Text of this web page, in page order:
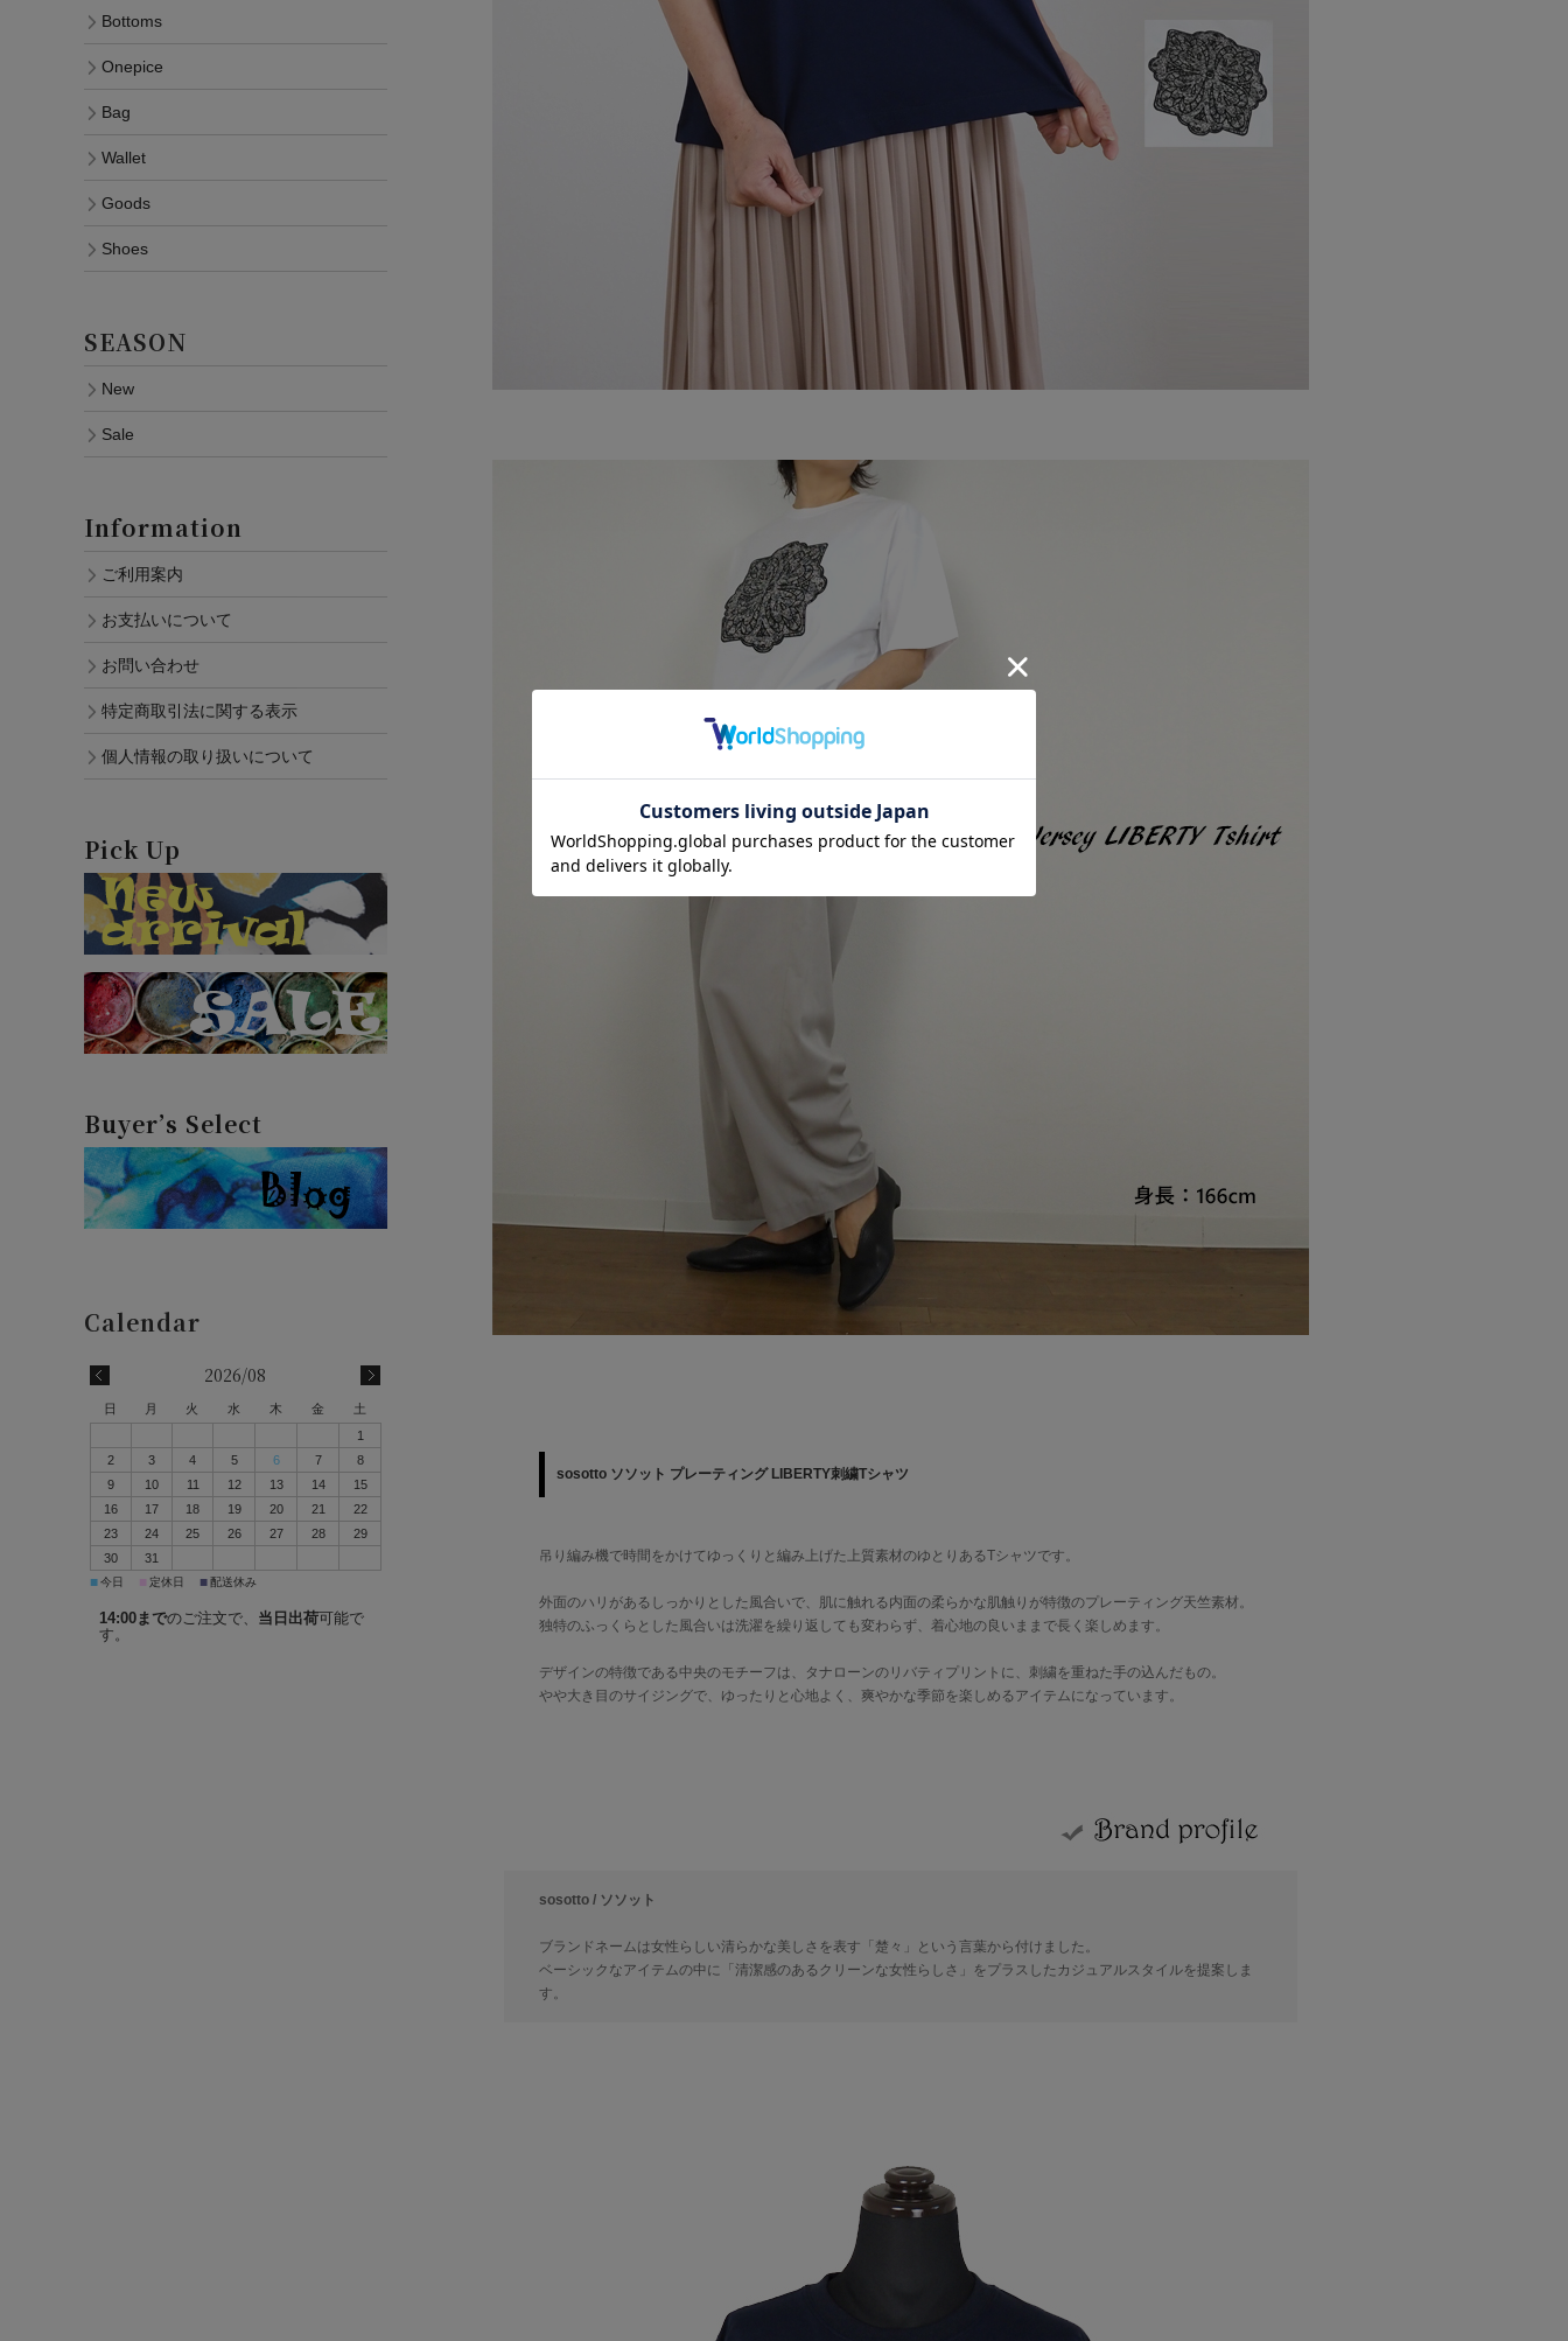
tiny dinosaur
designs
その他(etc)
sosotto ソソット プレーティング LIBERTY刺繍Tシャツ
吊り編み機で時間をかけてゆっくりと編み上げた上質素材のゆとりあるTシャツです。
外面のハリがあるしっかりとした風合いで、肌に触れる内面の柔らかな肌触りが特徴のプレーティング天竺素材。
独特のふっくらとした風合いは洗濯を繰り返しても変わらず、着心地の良いままで長く楽しめます。
デザインの特徴である中央のモチーフは、タナローンのリバティプリントに、刺繍を重ねた手の込んだもの。
やや大き目のサイジングで、ゆったりと心地よく、爽やかな季節を楽しめるアイテムになっています。
sosotto / ソソット
ブランドネームは女性らしい清らかな美しさを表す「楚々」という言葉から付けました。
ベーシックなアイテムの中に「清潔感のあるクリーンな女性らしさ」をプラスしたカジュアルスタイルを提案しま
す。
Bottoms
Onepice
Bag
Wallet
Goods
Shoes
SEASON
New
Sale
Information
ご利用案内
お支払いについて
お問い合わせ
特定商取引法に関する表示
個人情報の取り扱いについて
Pick Up
Buyer’s Select
2026/08
日 月 火 水 木 金
土
1
2
3 4 5 6 7
8
9
10 11 12 13 14
15
16
17 18 19 20 21
22
23
24 25 26 27 28
29
30
31
■今日 ■ 定休日 ■配送休み
14:00までのご注文で、 当日出荷可能で
す。